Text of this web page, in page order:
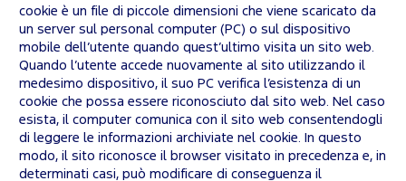
cookie è un file di piccole dimensioni che viene scaricato da
un server sul personal computer (PC) o sul dispositivo
mobile dell’utente quando quest’ultimo visita un sito web.
Quando l’utente accede nuovamente al sito utilizzando il
medesimo dispositivo, il suo PC verifica l’esistenza di un
cookie che possa essere riconosciuto dal sito web. Nel caso
esista, il computer comunica con il sito web consentendogli
di leggere le informazioni archiviate nel cookie. In questo
modo, il sito riconosce il browser visitato in precedenza e, in
determinati casi, può modificare di conseguenza il